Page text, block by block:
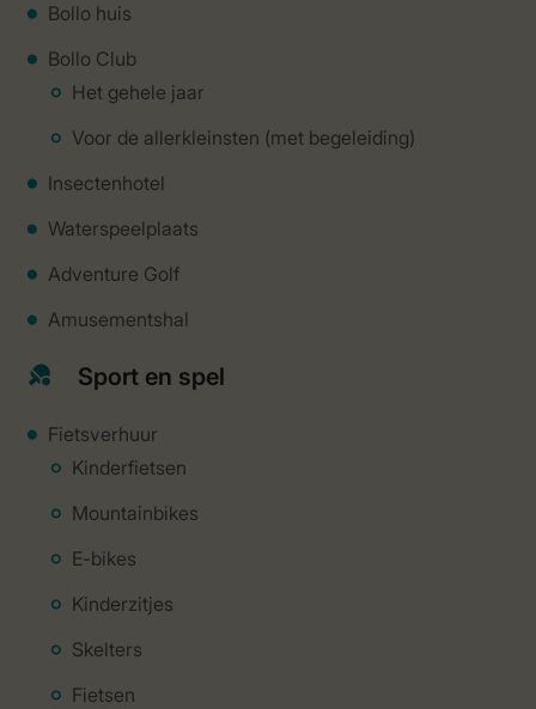
Bollo huis
Bollo Club
Het gehele jaar
Voor de allerkleinsten (met begeleiding)
Insectenhotel
Waterspeelplaats
Adventure Golf
Amusementshal
Sport en spel
Fietsverhuur
Kinderfietsen
Mountainbikes
E-bikes
Kinderzitjes
Skelters
Fietsen